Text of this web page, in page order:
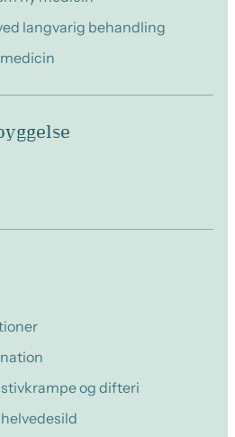
langvarig behandling
og difteri